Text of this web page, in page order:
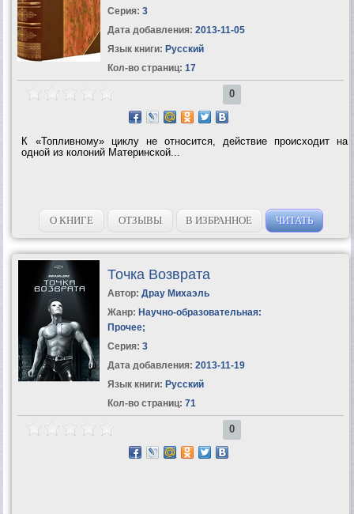
Серия: 3
Дата добавления: 2013-11-05
Язык книги: Русский
Кол-во страниц: 17
0
К «Топливному» циклу не относится, действие происходит на
одной из колоний Материнской...
О КНИГЕ ОТЗЫВЫ В ИЗБРАННОЕ ЧИТАТЬ
Точка Возврата
Автор: Драу Михаэль
Жанр: Научно-образовательная:
Прочее;
Серия: 3
Дата добавления: 2013-11-19
Язык книги: Русский
Кол-во страниц: 71
0